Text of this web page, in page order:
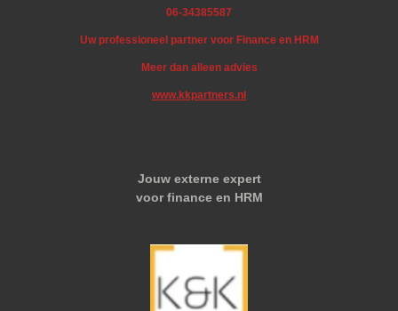
06-34385587
Uw professioneel partner voor Finance en HRM
Meer dan alleen advies
www.kkpartners.nl
Jouw externe expert
voor finance en HRM